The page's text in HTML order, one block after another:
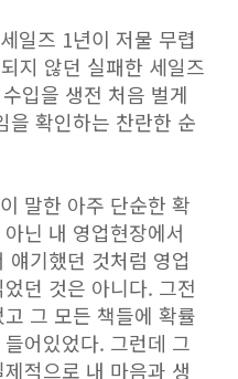
일즈 1년이 저물 무렵
지 않던 실패한 세일즈
입을 생전 처음 벌게
을 확인하는 찬란한 순
말한 아주 단순한 확
닌 내 영업현장에서
얘기했던 것처럼 영업
던 것은 아니다. 그전
그 모든 책들에 확률
어있었다. 그런데 그
적으로 내 마음과 생